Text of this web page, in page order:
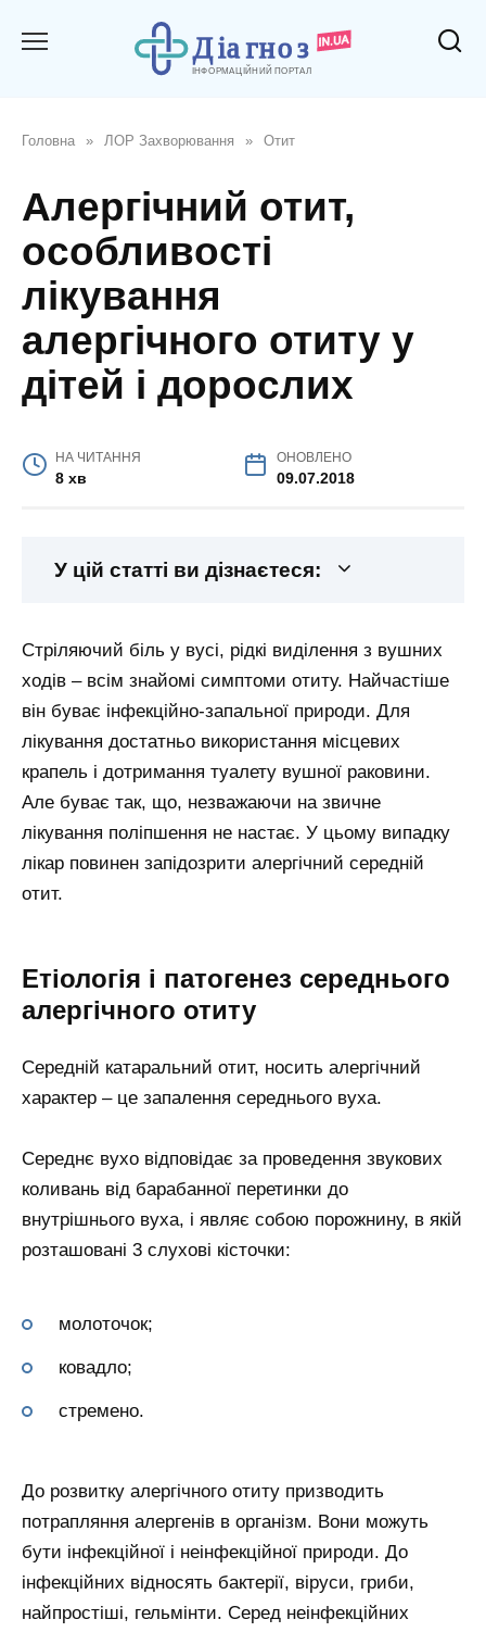
Головна » ЛОР Захворювання » Отит
Алергічний отит,
особливості
лікування
алергічного отиту у
дітей і дорослих
НА ЧИТАННЯ
8 хв
ОНОВЛЕНО
09.07.2018
У цій статті ви дізнаєтеся:
Стріляючий біль у вусі, рідкі виділення з вушних
ходів – всім знайомі симптоми отиту. Найчастіше
він буває інфекційно-запальної природи. Для
лікування достатньо використання місцевих
крапель і дотримання туалету вушної раковини.
Але буває так, що, незважаючи на звичне
лікування поліпшення не настає. У цьому випадку
лікар повинен запідозрити алергічний середній
отит.
Етіологія і патогенез середнього
алергічного отиту
Середній катаральний отит, носить алергічний
характер – це запалення середнього вуха.
Середнє вухо відповідає за проведення звукових
коливань від барабанної перетинки до
внутрішнього вуха, і являє собою порожнину, в якій
розташовані 3 слухові кісточки:
молоточок;
ковадло;
стремено.
До розвитку алергічного отиту призводить
потрапляння алергенів в організм. Вони можуть
бути інфекційної і неінфекційної природи. До
інфекційних відносять бактерії, віруси, гриби,
найпростіші, гельмінти. Серед неінфекційних